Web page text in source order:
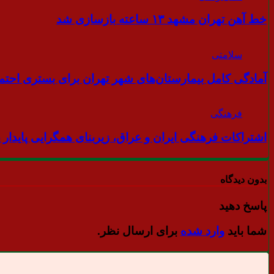
خط آهن تهران مشهد ۱۳ ساعته بازسازی شد
سلامتی
آمادگی کامل بیمارستان‌های شهر تهران برای بستری
فرهنگی
اشتراکات فرهنگی ایران و عراق، زیربنای همگرایی
بدون دیدگاه
پاسخ دهید
شما باید وارد شده برای ارسال نظر.